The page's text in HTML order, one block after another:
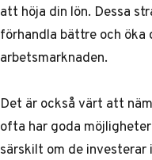
att höja din lön. Dessa
förhandla bättre och öka
arbetsmarknaden.
Det är också värt att
ofta har goda
särskilt om de investerar